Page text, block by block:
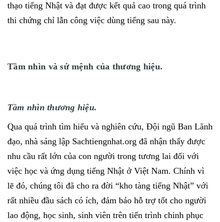
thạo tiếng Nhật và đạt được kết quả cao trong quá trình
thi chứng chỉ lẫn công việc dùng tiếng sau này.
Tầm nhìn và sứ mệnh của thương hiệu.
Tầm nhìn thương hiệu.
Qua quá trình tìm hiểu và nghiên cứu, Đội ngũ Ban Lãnh
đạo, nhà sáng lập Sachtiengnhat.org đã nhận thấy được
nhu cầu rất lớn của con người trong tương lai đối với
việc học và ứng dụng tiếng Nhật ở Việt Nam. Chính vì
lẽ đó, chúng tôi đã cho ra đời “kho tàng tiếng Nhật” với
rất nhiều đầu sách có ích, đảm bảo hỗ trợ tốt cho người
lao động, học sinh, sinh viên trên tiến trình chinh phục